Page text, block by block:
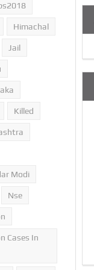
Himachal
Jail
Killed
Modi
Nse
Cases In